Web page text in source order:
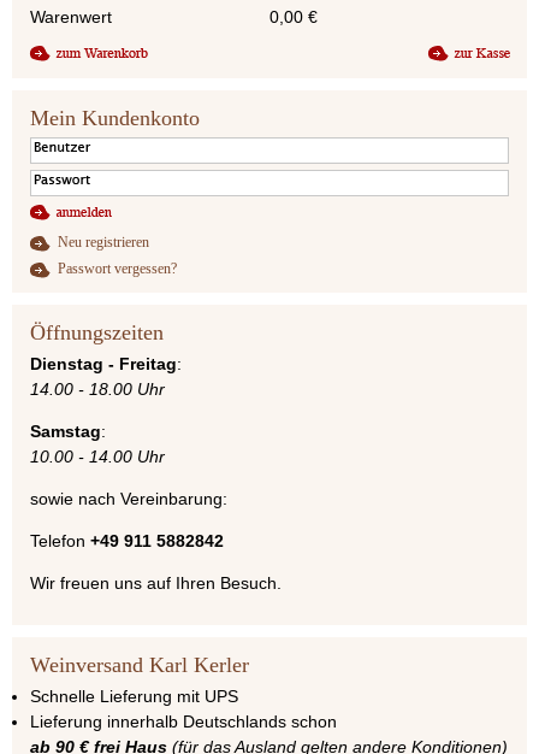
Warenwert
0,00 €
Mein Kundenkonto
Neu registrieren
Passwort vergessen?
Öffnungszeiten
Dienstag - Freitag:
14.00 - 18.00 Uhr
Samstag:
10.00 - 14.00 Uhr
sowie nach Vereinbarung:
Telefon +49 911 5882842
Wir freuen uns auf Ihren Besuch.
Weinversand Karl Kerler
Schnelle Lieferung mit UPS
Lieferung innerhalb Deutschlands schon
ab 90 € frei Haus (für das Ausland gelten andere Konditionen)